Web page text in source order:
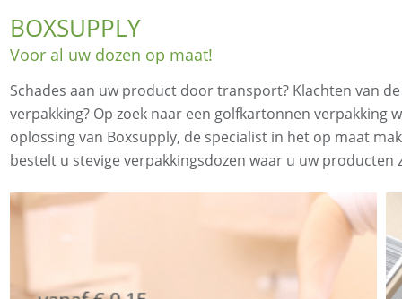
BOXSUPPLY
Voor al uw dozen op maat!
Schades aan uw product door transport? Klachten van
verpakking? Op zoek naar een golfkartonnen
oplossing van Boxsupply, de specialist in het op maat
bestelt u stevige verpakkingsdozen waar u uw